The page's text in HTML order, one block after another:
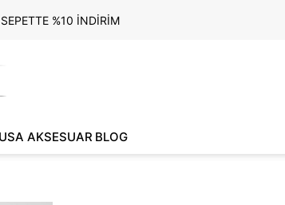
%10 İNDİRİM
AKSESUAR BLOG